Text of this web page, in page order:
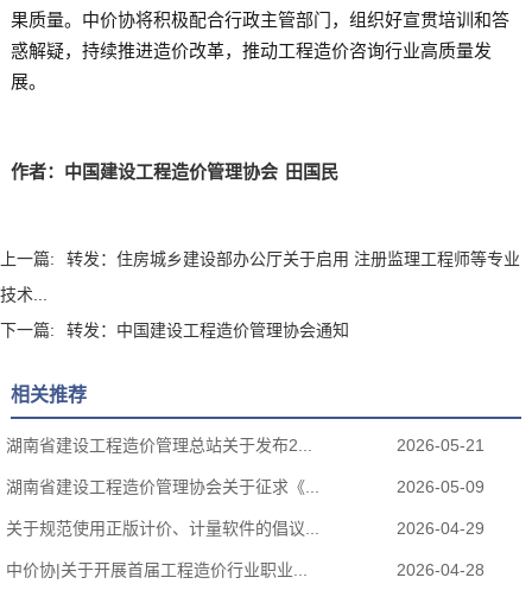
果质量。中价协将积极配合行政主管部门，组织好宣贯培训和答
惑解疑，持续推进造价改革，推动工程造价咨询行业高质量发
展。
作者：中国建设工程造价管理协会 田国民
上一篇:
转发：住房城乡建设部办公厅关于启用 注册监理工程师等专业
技术...
下一篇:
转发：中国建设工程造价管理协会通知
相关推荐
湖南省建设工程造价管理总站关于发布2... 2026-05-21
湖南省建设工程造价管理协会关于征求《... 2026-05-09
关于规范使用正版计价、计量软件的倡议... 2026-04-29
中价协|关于开展首届工程造价行业职业... 2026-04-28